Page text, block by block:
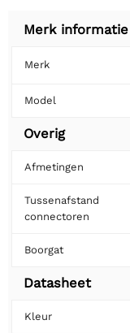
Merk informatie
Merk
Model
Overig
Afmetingen
Tussenafstand
connectoren
Boorgat
Datasheet
Kleur